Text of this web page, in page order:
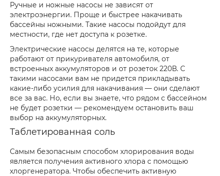
Ручные и ножные насосы не зависят от
электроэнергии. Проще и быстрее накачивать
бассейны ножными. Такие насосы подойдут для
местности, где нет доступа к розетке.
Электрические насосы делятся на те, которые
работают от прикуривателя автомобиля, от
встроенных аккумуляторов и от розеток 220В. С
такими насосами вам не придется прикладывать
какие-либо усилия для накачивания — они сделают
все за вас. Но, если вы знаете, что рядом с бассейном
не будет розетки — рекомендуем остановить ваш
выбор на аккумуляторных.
Таблетированная соль
Самым безопасным способом хлорирования воды
является получения активного хлора с помощью
хлоргенератора. Чтобы обеспечить активную